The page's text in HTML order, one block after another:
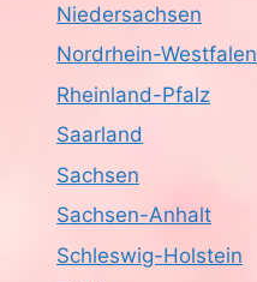
Niedersachsen
Nordrhein-Westfalen
Rheinland-Pfalz
Saarland
Sachsen
Sachsen-Anhalt
Schleswig-Holstein